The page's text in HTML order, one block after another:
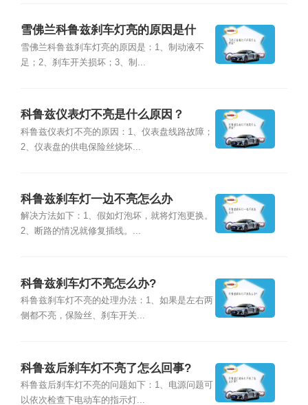
雪佛兰科鲁兹刹车灯亮的原因是什
么？
雪佛兰科鲁兹刹车灯亮的原因是：1、制动液不
足；2、刹车开关损坏；3、制...
科鲁兹仪表灯不亮是什么原因？
科鲁兹仪表灯不亮的原因：1、仪表盘线路故障；
2、仪表盘的供电保险丝烧坏...
科鲁兹刹车灯一边不亮怎么办
解决方法如下：1、假如灯泡坏，就将灯泡更换。
2、断路的情况就修复插线。...
科鲁兹刹车灯不亮怎么办?
科鲁兹刹车灯不亮的处理办法：1、如果是左右两
侧都不亮，保险丝、刹车开关...
科鲁兹后刹车灯不亮了怎么回事?
科鲁兹后刹车灯不亮的问题如下：1、电源问题可
以依次检查下电动车的指示灯...